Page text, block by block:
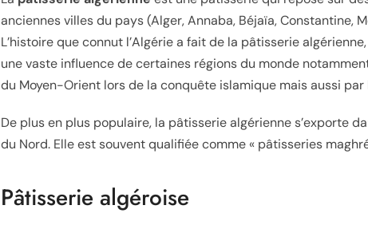
anciennes villes du pays (Alger, Annaba, Béjaïa, Constantine,
L’histoire que connut l’Algérie a fait de la pâtisserie
une vaste influence de certaines régions du monde
du Moyen-Orient lors de la conquête islamique mais aussi
De plus en plus populaire, la pâtisserie algérienne s’exporte
du Nord. Elle est souvent qualifiée comme « pâtisseries
Pâtisserie algéroise